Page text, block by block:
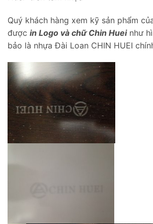
Quý khách hàng xem kỹ sản phẩm
được in Logo và chữ Chin Hueinhư
bảo là nhựa Đài Loan CHIN HUEI